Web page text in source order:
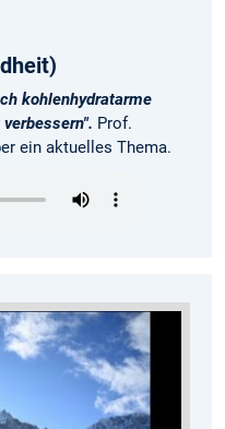
kohlenhydratarme
Prof.
ein aktuelles Thema.